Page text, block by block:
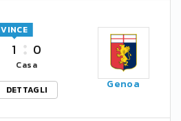
1
VINCE
0
Casa
DETTAGLI
Genoa